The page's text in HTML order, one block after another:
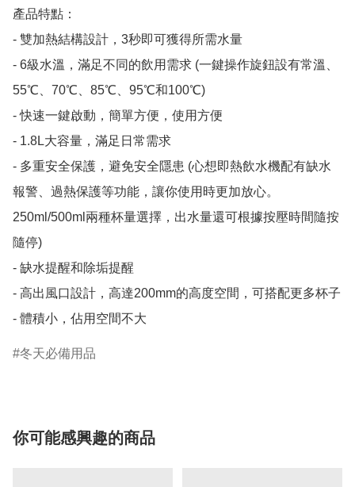
產品特點：
- 雙加熱結構設計，3秒即可獲得所需水量
- 6級水溫，滿足不同的飲用需求 (一鍵操作旋鈕設有常溫、
55℃、70℃、85℃、95℃和100℃)
- 快速一鍵啟動，簡單方便，使用方便
- 1.8L大容量，滿足日常需求
- 多重安全保護，避免安全隱患 (心想即熱飲水機配有缺水
報警、過熱保護等功能，讓你使用時更加放心。
250ml/500ml兩種杯量選擇，出水量還可根據按壓時間隨按
隨停)
- 缺水提醒和除垢提醒
- 高出風口設計，高達200mm的高度空間，可搭配更多杯子
- 體積小，佔用空間不大
冬天必備用品
你可能感興趣的商品